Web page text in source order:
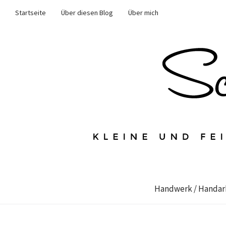
Startseite Über diesen Blog Über mich
Handwerk /